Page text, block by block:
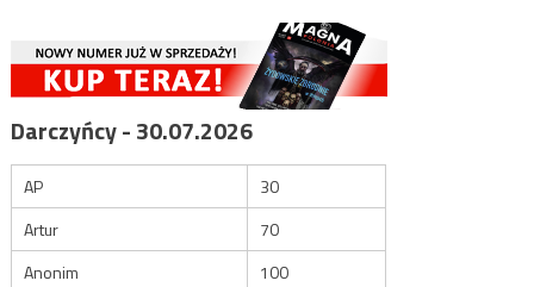
Darczyńcy - 30.07.2026
AP
30
Artur
70
Anonim
100